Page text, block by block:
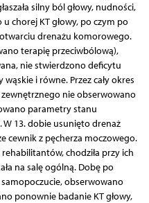
silny ból głowy, nudności,
chorej KT głowy, po czym po
drenażu komorowego.
terapię przeciwbólową),
nie stwierdzono deficytu
i równe. Przez cały okres
nie obserwowano
parametry stanu
13. dobie usunięto drenaż
cewnik z pęcherza moczowego.
chodziła przy ich
na salę ogólną. Dobę po
samopoczucie, obserwowano
ponownie badanie KT głowy,